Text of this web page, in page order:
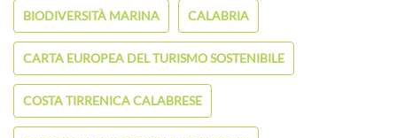
BIODIVERSITÀ MARINA CALABRIA
CARTA EUROPEA DEL TURISMO SOSTENIBILE
COSTA TIRRENICA CALABRESE